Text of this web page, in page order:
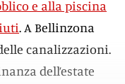
e alla piscina
. A Bellinzona
canalizzazioni.
dell’estate